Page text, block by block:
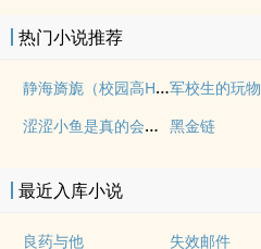
热门小说推荐
静海旖旎（校园高H）军校生的玩物
涩涩小鱼是真的会被干透 黑金链
最近入库小说
良药与他 失效邮件